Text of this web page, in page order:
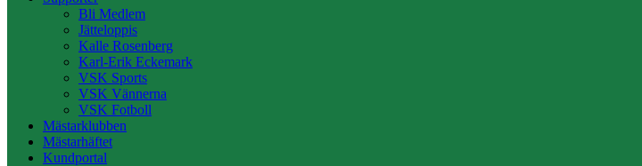
Bli Medlem
Jätteloppis
Kalle Rosenberg
Karl-Erik Eckemark
VSK Sports
VSK Vännerna
VSK Fotboll
Mästarklubben
Mästarhäftet
Kundportal